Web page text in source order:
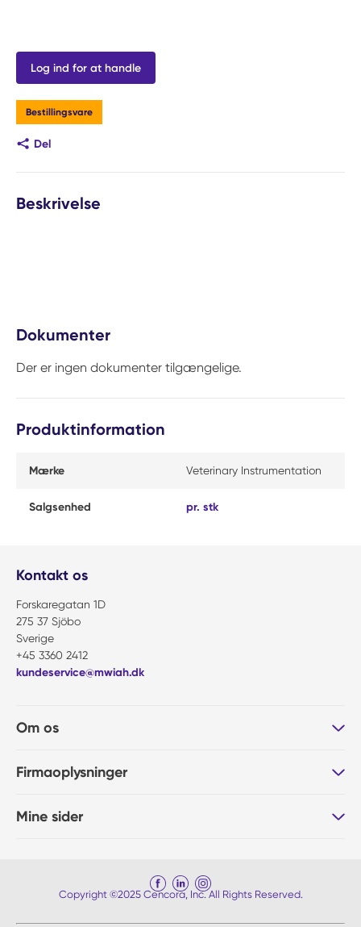
Log ind for at handle
Bestillingsvare
Del
Beskrivelse
Dokumenter
Der er ingen dokumenter tilgængelige.
Produktinformation
Mærke Veterinary Instrumentation
Salgsenhed pr. stk
Kontakt os
Forskaregatan 1D
275 37 Sjöbo
Sverige
+45 3360 2412
kundeservice@mwiah.dk
Om os
Firmaoplysninger
Mine sider
Copyright ©2025 Cencora, Inc. All Rights Reserved.